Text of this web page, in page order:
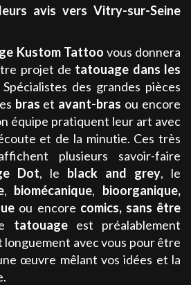
avis vers Vitry-sur-Seine
Kustom Tattoo vous donnera
projet de tatouage dans les
des grandes pièces
bras et avant-bras ou encore
équipe pratiquent leur art avec
et de la minutie. Ces très
plusieurs savoir-faire
Dot, le black and grey, le
, biomécanique, bioorganique,
ou encore comics, sans être
tatouage est préalablement
longuement avec vous pour être
œuvre mêlant vos idées et la